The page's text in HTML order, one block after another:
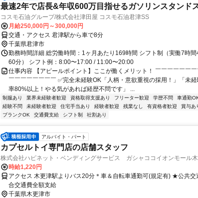
最速2年で店長&年収600万目指せるガソリンスタンド
コスモ石油グループ/株式会社津田屋 コスモ石油君津SS
月給250,000円～300,000円
交通・アクセス 君津駅から車で8分
千葉県君津市
勤務時間詳細 総労働時間：1ヶ月あたり169時間 シフト制（実働7時間
60分） シフト例：8:00〜17:00 / 11:00〜20:00
仕事内容 【アピールポイント】ここが働くメリット！ ￣￣￣￣￣￣
￣￣￣￣￣￣￣￣ ✅完全未経験OK「人柄・意欲重視の採用！」「未経
率80%以上！やる気があれば経歴不問です」 ...
制服あり 業界未経験者歓迎 資格取得支援あり フリーター歓迎 学歴不問 車通勤
経験不問
未経験者歓迎 住宅手当あり 経験者歓迎 残業なし 有資格者歓迎
賞与あ
ブランクOK
交通費支給 シフト制 社割あり
アルバイト・パート
カプセルトイ専門店の店舗スタッフ
株式会社ハピネット・ベンディングサービス ガシャココイオンモール
時給1,220円
アクセス 木更津駅よりバス20分＊車＆自転車通勤可(規定有) ★公共交
合交通費全額支給
千葉県木更津市